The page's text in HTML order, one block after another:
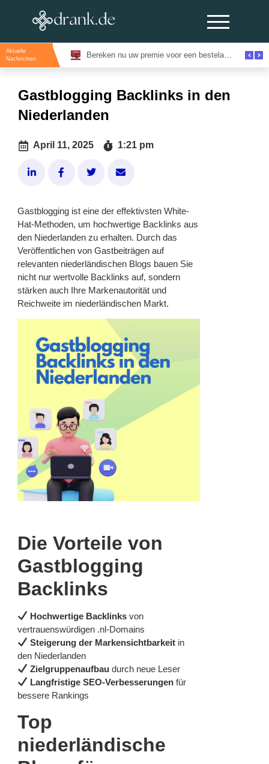
Aktuelle
Nachrichten
Bereken nu uw premie voor een bestelautoverzekering en bespaar direct
Gastblogging Backlinks in den
Niederlanden
April 11, 2025 1:21 pm
Gastblogging ist eine der effektivsten White-
Hat-Methoden, um hochwertige Backlinks aus
den Niederlanden zu erhalten. Durch das
Veröffentlichen von Gastbeiträgen auf
relevanten niederländischen Blogs bauen Sie
nicht nur wertvolle Backlinks auf, sondern
stärken auch Ihre Markenautorität und
Reichweite im niederländischen Markt.
Die Vorteile von
Gastblogging
Backlinks
Hochwertige Backlinks von
vertrauenswürdigen .nl-Domains
Steigerung der Markensichtbarkeit in
den Niederlanden
Zielgruppenaufbau durch neue Leser
Langfristige SEO-Verbesserungen für
bessere Rankings
Top
niederländische